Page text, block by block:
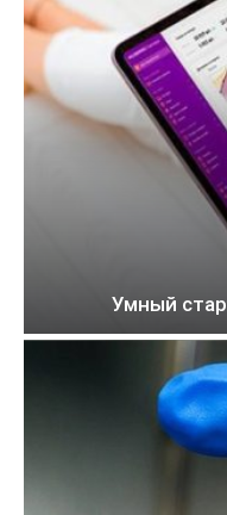
Умный